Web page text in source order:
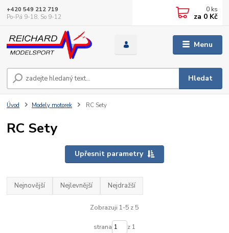
Menu
Hledat
+420 549 212 719
Po-Pá 9-18, So 9-12
0 ks
za 0 Kč
Úvod Modely motorek RC Sety
RC Sety
Upřesnit parametry
Nejnovější Nejlevnější Nejdražší
Zobrazuji 1-5 z 5
strana z 1